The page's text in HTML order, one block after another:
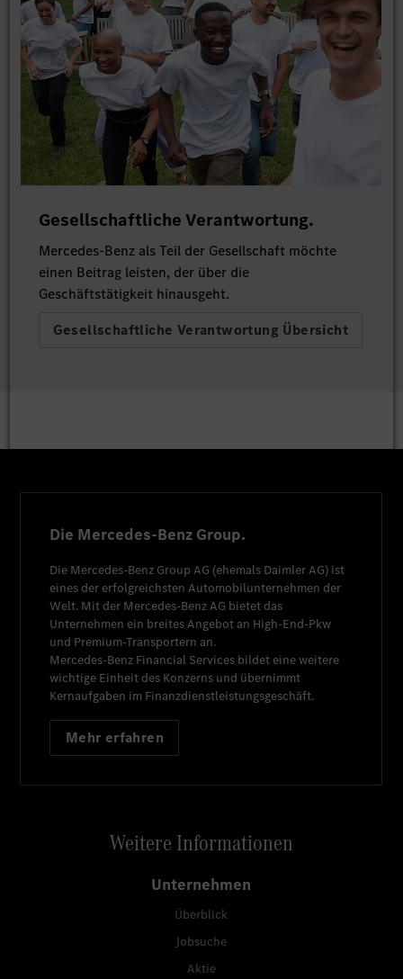
Gesellschaftliche Verantwortung.
Mercedes-Benz als Teil der Gesellschaft möchte
einen Beitrag leisten, der über die
Geschäftstätigkeit hinausgeht.
Gesellschaftliche Verantwortung Übersicht
Die Mercedes-Benz Group.
Die Mercedes-Benz Group AG (ehemals Daimler AG) ist
eines der erfolgreichsten Automobilunternehmen der
Welt. Mit der Mercedes-Benz AG bietet das
Unternehmen ein breites Angebot an High-End-Pkw
und Premium-Transportern an.
Mercedes-Benz Financial Services bildet eine weitere
wichtige Einheit des Konzerns und übernimmt
Kernaufgaben im Finanzdienstleistungsgeschäft.
Mehr erfahren
Weitere Informationen
Unternehmen
Überblick
Jobsuche
Aktie